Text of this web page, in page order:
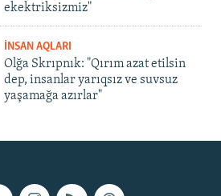
ekektriksizmiz"
İNSAN AQLARI
Olğa Skrıpnık: "Qırım azat etilsin
dep, insanlar yarıqsız ve suvsuz
yaşamağa azırlar"